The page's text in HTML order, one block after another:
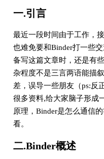
一.引言
最近一段时间由于工作，
也难免要和Binder打一些
备写这篇文章时，还是有
杂程度不是三言两语能描
差，误导一些朋友（ps:反
很多资料,给大家脑子形成
原理，Binder是怎么通信
看。
二.Binder概述